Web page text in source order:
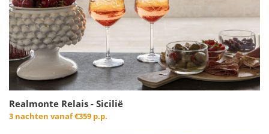
Realmonte Relais - Sicilië
3 nachten vanaf€359 p.p.